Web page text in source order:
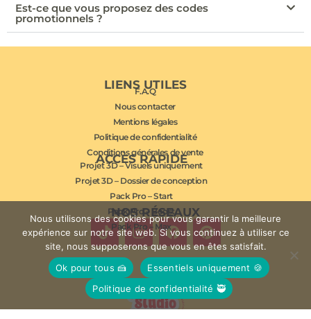
Est-ce que vous proposez des codes
promotionnels ?
NOS RÉSEAUX
ACCÈS RAPIDE
Projet 3D – Visuels uniquement
Projet 3D – Dossier de conception
Pack Pro – Start
Pack Pro – Boost
Pack Pro – Max
LIENS UTILES
F.A.Q
Nous contacter
Mentions légales
Politique de confidentialité
Conditions générales de vente
Nous utilisons des cookies pour vous garantir la meilleure
expérience sur notre site web. Si vous continuez à utiliser ce
site, nous supposerons que vous en êtes satisfait.
Ok pour tous 🍰
Essentiels uniquement 🍪
Politique de confidentialité 🥷